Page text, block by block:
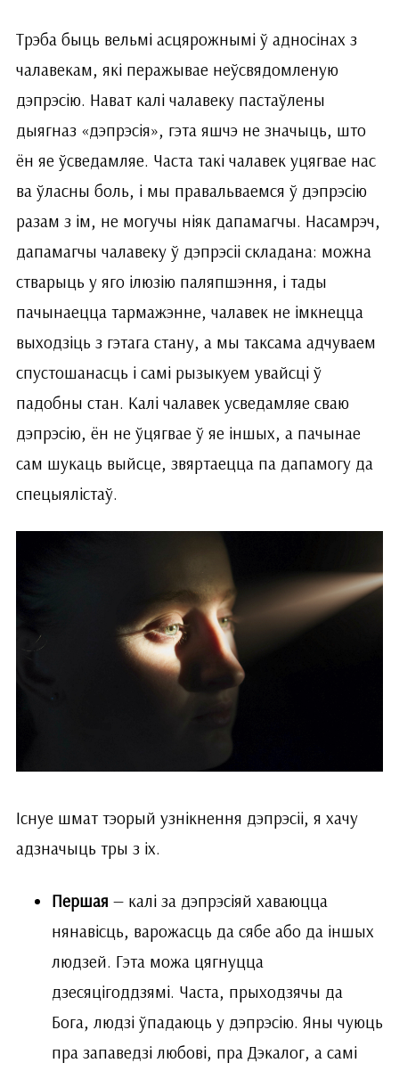
Трэба быць вельмі асцярожнымі ў адносінах з
чалавекам, які перажывае неўсвядомленую
дэпрэсію. Нават калі чалавеку пастаўлены
дыягназ «дэпрэсія», гэта яшчэ не значыць, што
ён яе ўсведамляе. Часта такі чалавек уцягвае нас
ва ўласны боль, і мы правальваемся ў дэпрэсію
разам з ім, не могучы ніяк дапамагчы. Насамрэч,
дапамагчы чалавеку ў дэпрэсіі складана: можна
стварыць у яго ілюзію паляпшэння, і тады
пачынаецца тармажэнне, чалавек не імкнецца
выходзіць з гэтага стану, а мы таксама ад­чу­ваем
спустошанасць і самі рызыкуем увайсці ў
падобны стан. Калі чалавек усведамляе сваю
дэпрэсію, ён не ўцягвае ў яе іншых, а пачынае
сам шукаць выйсце, звяртаецца па дапамогу да
спецыялістаў.
Існуе шмат тэорый узнікнення дэпрэсіі, я хачу
адзначыць тры з іх.
Першая — калі за дэпрэсіяй хаваюцца
нянавісць, варожасць да сябе або да іншых
людзей. Гэта можа цягнуцца
дзесяцігоддзямі. Часта, прыходзячы да
Бога, людзі ўпадаюць у дэпрэсію. Яны чуюць
пра запаведзі любові, пра Дэкалог, а самі